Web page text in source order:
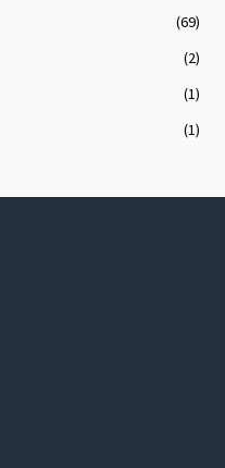
(69)
(2)
(1)
(1)